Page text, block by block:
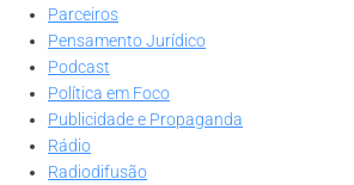
Parceiros
Pensamento Jurídico
Podcast
Política em Foco
Publicidade e Propaganda
Rádio
Radiodifusão